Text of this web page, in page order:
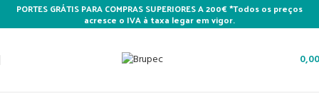
PORTES GRÁTIS PARA COMPRAS SUPERIORES A 200€ *Todos os preços
acresce o IVA à taxa legar em vigor.
0,00